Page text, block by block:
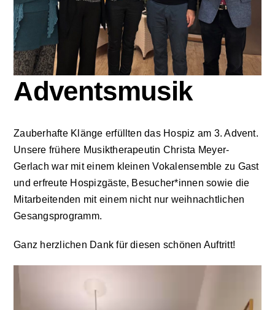
Veranstaltungen
Hospiz am Deich
Kontakt
Leichte Sprache
Adventsmusik
Zauberhafte Klänge erfüllten das Hospiz am 3. Advent.
Unsere frühere Musiktherapeutin Christa Meyer-
Gerlach war mit einem kleinen Vokalensemble zu Gast
und erfreute Hospizgäste, Besucher*innen sowie die
Mitarbeitenden mit einem nicht nur weihnachtlichen
Gesangsprogramm.
Ganz herzlichen Dank für diesen schönen Auftritt!